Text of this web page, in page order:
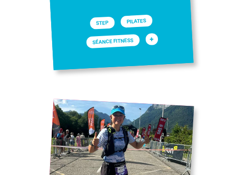
STEP PILATES
SÉANCE FITNESS +